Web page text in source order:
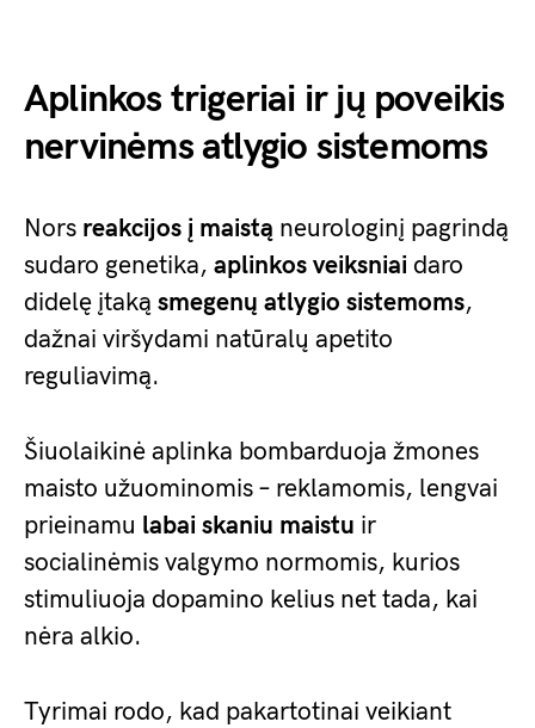
Aplinkos trigeriai ir jų poveikis
nervinėms atlygio sistemoms
Nors reakcijos į maistą neurologinį pagrindą
sudaro genetika, aplinkos veiksniai daro
didelę įtaką smegenų atlygio sistemoms,
dažnai viršydami natūralų apetito
reguliavimą.
Šiuolaikinė aplinka bombarduoja žmones
maisto užuominomis – reklamomis, lengvai
prieinamu labai skaniu maistu ir
socialinėmis valgymo normomis, kurios
stimuliuoja dopamino kelius net tada, kai
nėra alkio.
Tyrimai rodo, kad pakartotinai veikiant